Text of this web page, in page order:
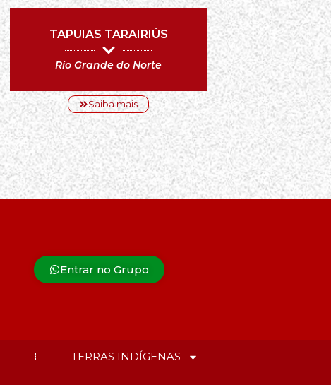
TAPUIAS TARAIRIÚS
Rio Grande do Norte
Saiba mais
Entrar no Grupo
TERRAS INDÍGENAS